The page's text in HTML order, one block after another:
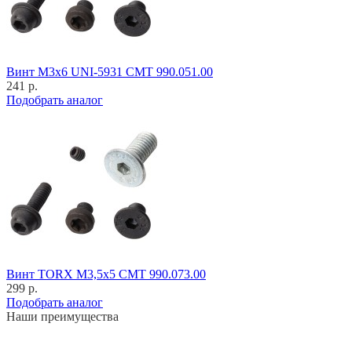
Винт M3x6 UNI-5931 CMT 990.051.00
241 р.
Подобрать аналог
Винт TORX M3,5x5 CMT 990.073.00
299 р.
Подобрать аналог
Наши преимущества